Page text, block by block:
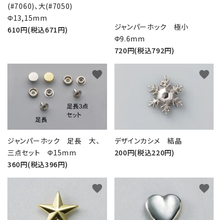
(#7060)、大(#7050)
Φ13,15mm
610円(税込671円)
ジャンパーホック 極小
Φ9.6mm
720円(税込792円)
ジャンパーホック 足長 大、
三点セット Φ15mm
360円(税込396円)
favorite
デザインカシメ 結晶
200円(税込220円)
favorite
favorite favorite